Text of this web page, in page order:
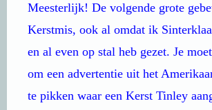
Meesterlijk! De volgende grote
Kerstmis, ook al omdat ik
en al even op stal heb gezet. Je
om een advertentie uit het
te pikken waar een Kerst Tinley